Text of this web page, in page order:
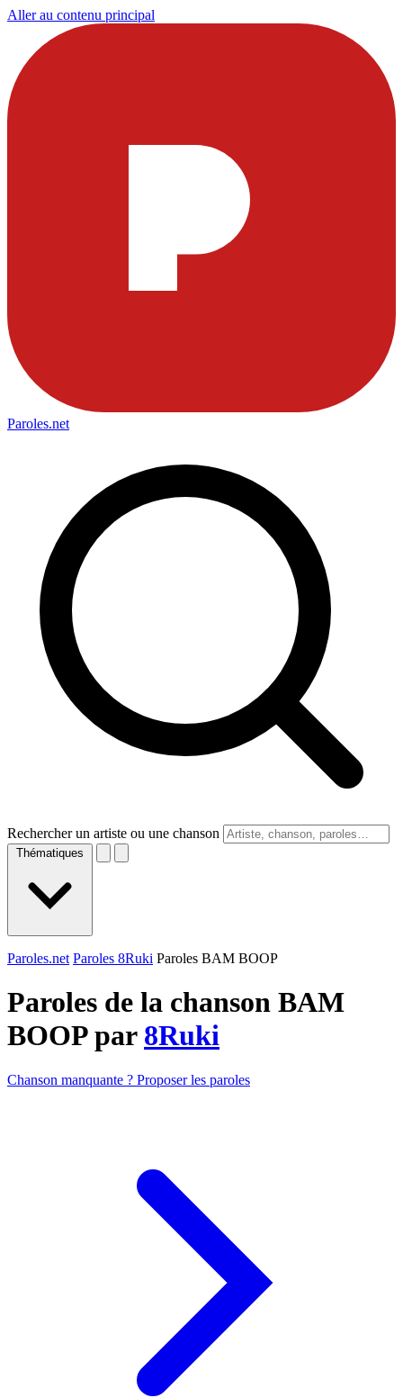
Aller au contenu principal
Paroles.net
Rechercher un artiste ou une chanson
Thématiques
Paroles.net Paroles 8Ruki Paroles BAM BOOP
Paroles de la chanson BAM
BOOP par 8Ruki
Chanson manquante ? Proposer les paroles